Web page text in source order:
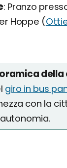
Pranzo
Hoppe (
giro in bus
con la